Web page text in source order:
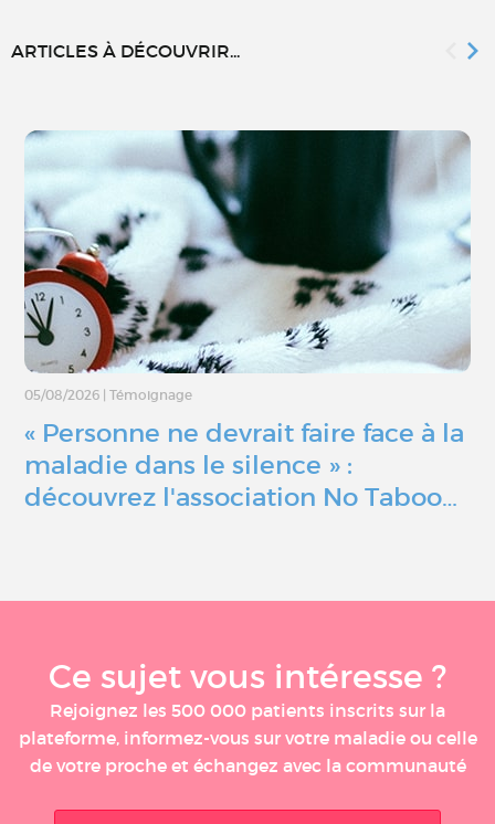
ARTICLES À DÉCOUVRIR...
05/08/2026 Témoignage
« Personne ne devrait faire face à la
maladie dans le silence » :
découvrez l'association No Taboo…
Ce sujet vous intéresse ?
Rejoignez les 500 000 patients inscrits sur la
plateforme, informez-vous sur votre maladie ou celle
de votre proche et échangez avec la communauté